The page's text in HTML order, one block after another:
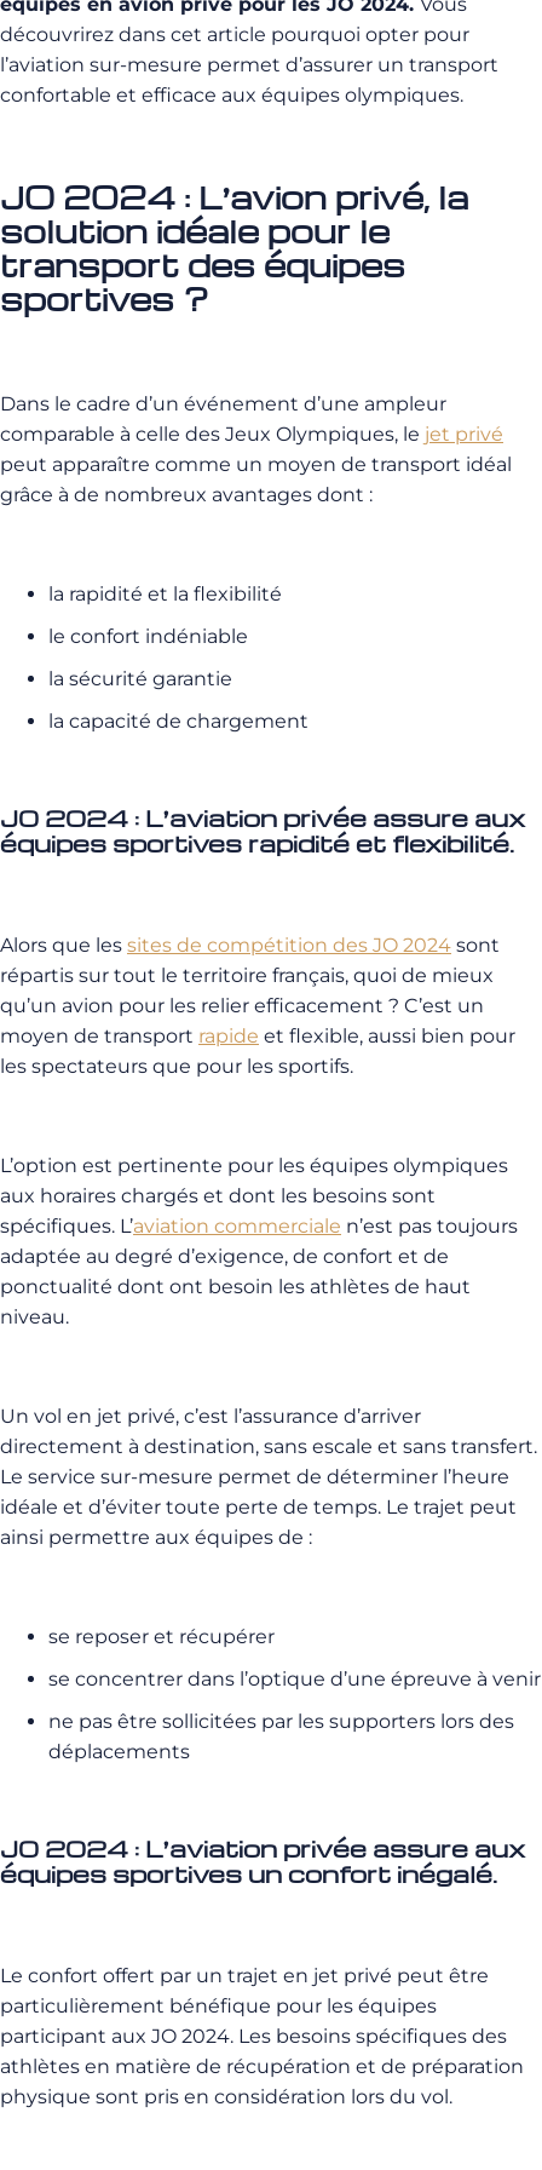
découvrirez dans cet article pourquoi opter pour
l’aviation sur-mesure permet d’assurer un transport
confortable et efficace aux équipes olympiques.
JO 2024 : L’avion privé, la
solution idéale pour le
transport des équipes
sportives ?
Dans le cadre d’un événement d’une ampleur
comparable à celle des Jeux Olympiques, le jet privé
peut apparaître comme un moyen de transport idéal
grâce à de nombreux avantages dont :
la rapidité et la flexibilité
le confort indéniable
la sécurité garantie
la capacité de chargement
J0 2024 : L’aviation privée assure aux
équipes sportives rapidité et flexibilité.
Alors que les sites de compétition des JO 2024 sont
répartis sur tout le territoire français, quoi de mieux
qu’un avion pour les relier efficacement ? C’est un
moyen de transport rapide et flexible, aussi bien pour
les spectateurs que pour les sportifs.
L’option est pertinente pour les équipes olympiques
aux horaires chargés et dont les besoins sont
spécifiques. L’aviation commerciale n’est pas toujours
adaptée au degré d’exigence, de confort et de
ponctualité dont ont besoin les athlètes de haut
niveau.
Un vol en jet privé, c’est l’assurance d’arriver
directement à destination, sans escale et sans transfert.
Le service sur-mesure permet de déterminer l’heure
idéale et d’éviter toute perte de temps. Le trajet peut
ainsi permettre aux équipes de :
se reposer et récupérer
se concentrer dans l’optique d’une épreuve à venir
ne pas être sollicitées par les supporters lors des
déplacements
J0 2024 : L’aviation privée assure aux
équipes sportives un confort inégalé.
Le confort offert par un trajet en jet privé peut être
particulièrement bénéfique pour les équipes
participant aux JO 2024. Les besoins spécifiques des
athlètes en matière de récupération et de préparation
physique sont pris en considération lors du vol.